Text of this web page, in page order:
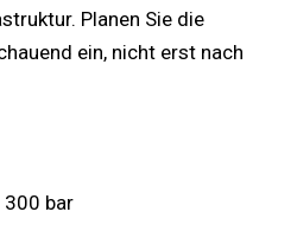
Planen Sie die
ein, nicht erst nach
300 bar